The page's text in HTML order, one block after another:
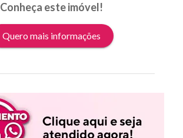
Conheça este imóvel!
Quero mais informações